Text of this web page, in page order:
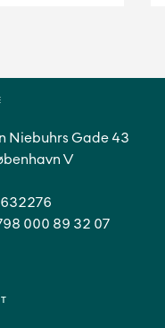
Niebuhrs Gade 43
V
000 89 32 07